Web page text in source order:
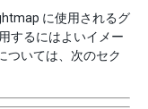
に使用されるグ
するにはよいイメー
ついては、次のセク